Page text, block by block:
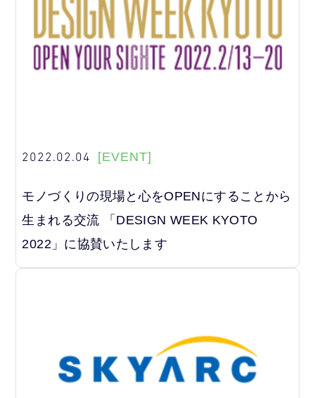
2022.02.04 [EVENT]
モノづくりの現場と心をOPENにすることから
生まれる交流 「DESIGN WEEK KYOTO
2022」に協賛いたします